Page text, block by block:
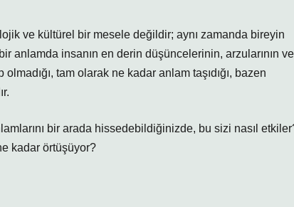
ve kültürel bir mesele değildir; aynı zamanda bireyin
anlamda insanın en derin düşüncelerinin, arzularının ve
tam olarak ne kadar anlam taşıdığı, bazen
bir arada hissedebildiğinizde, bu sizi nasıl
kadar örtüşüyor?